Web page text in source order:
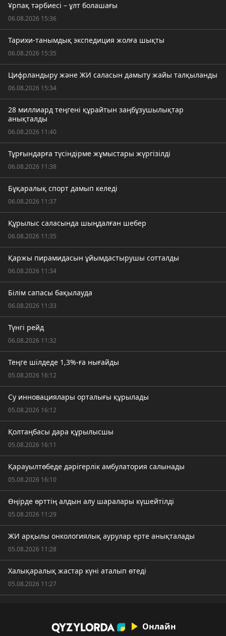
Ұрпақ тәрбиесі – ұлт болашағы
06.08.2026 15:36
Тарихи-танымдық экспедиция жолға шықты
06.08.2026 15:35
Цифрландыру және ЖИ саласын дамыту жайы талқыланды
06.08.2026 15:34
28 миллиард теңгені құрайтын заңбұзушылықтар
анықталды
06.08.2026 11:40
Тұрғындарға түсіндірме жұмыстары жүргізілді
06.08.2026 11:38
Бұқаралық спорт дамып келеді
06.08.2026 11:37
Құрылыс саласында шыңдалған шебер
06.08.2026 11:35
Қаржы пирамидасын ұйымдастырушы сотталды
06.08.2026 11:34
Білім сапасы бақылауда
06.08.2026 11:33
Түнгі рейд
06.08.2026 11:32
Теңге шілдеде 1,3%-ға нығайды
05.08.2026 16:12
Су инновациялары орталығы құрылады
05.08.2026 16:12
Қолтаңбасы дара құрылысшы
05.08.2026 16:11
Қарауылтөбеде дәрігерлік амбулатория салынады
05.08.2026 16:10
Өңірде өрттің алдын алу шаралары күшейтілді
05.08.2026 11:29
ЖИ арқылы онкологиялық аурулар ерте анықталады
05.08.2026 11:28
Халықаралық жастар күні аталып өтеді
05.08.2026 11:27
Онлайн